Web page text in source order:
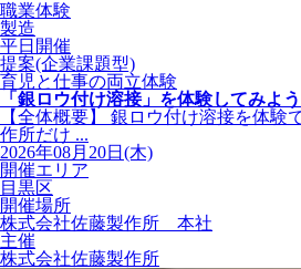
職業体験
製造
平日開催
提案(企業課題型)
育児と仕事の両立体験
「銀ロウ付け溶接」を体験してみよう
【全体概要】 銀ロウ付け溶接を体験
作所だけ ...
2026年08月20日(木)
開催エリア
目黒区
開催場所
株式会社佐藤製作所 本社
主催
株式会社佐藤製作所